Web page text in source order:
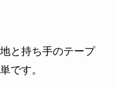
と持ち手のテープ
です。